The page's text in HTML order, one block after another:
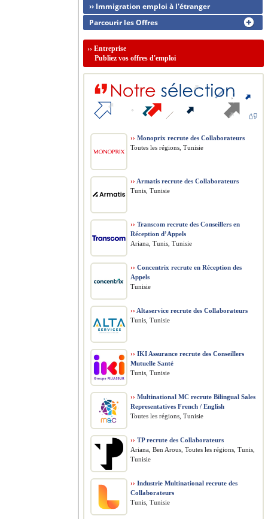
›› Immigration emploi à l'étranger
Parcourir les Offres
›› Entreprise
Publiez vos offres d'emploi
›› Monoprix recrute des Collaborateurs
Toutes les régions, Tunisie
›› Armatis recrute des Collaborateurs
Tunis, Tunisie
›› Transcom recrute des Conseillers en
Réception d’Appels
Ariana, Tunis, Tunisie
›› Concentrix recrute en Réception des
Appels
Tunisie
›› Altaservice recrute des Collaborateurs
Tunis, Tunisie
›› IKI Assurance recrute des Conseillers
Mutuelle Santé
Tunis, Tunisie
›› Multinational MC recrute Bilingual Sales
Representatives French / English
Toutes les régions, Tunisie
›› TP recrute des Collaborateurs
Ariana, Ben Arous, Toutes les régions, Tunis,
Tunisie
›› Industrie Multinational recrute des
Collaborateurs
Tunis, Tunisie